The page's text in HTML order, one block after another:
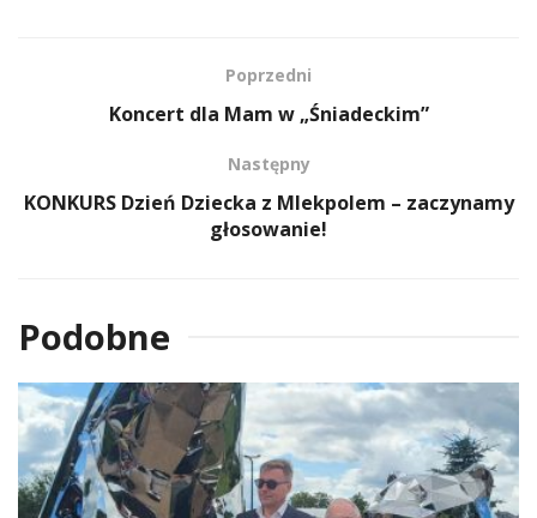
Poprzedni
Koncert dla Mam w „Śniadeckim”
Następny
KONKURS Dzień Dziecka z Mlekpolem – zaczynamy
głosowanie!
Podobne